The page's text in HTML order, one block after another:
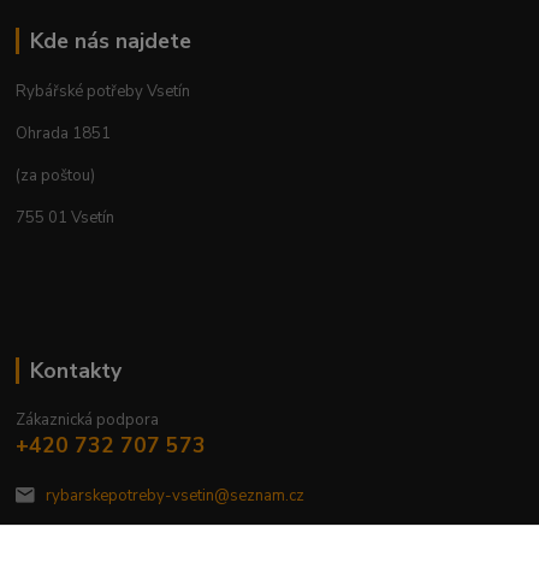
Kde nás najdete
Rybářské potřeby Vsetín
Ohrada 1851
(za poštou)
755 01 Vsetín
Kontakty
Zákaznická podpora
+420 732 707 573
rybarskepotreby-vsetin@seznam.cz